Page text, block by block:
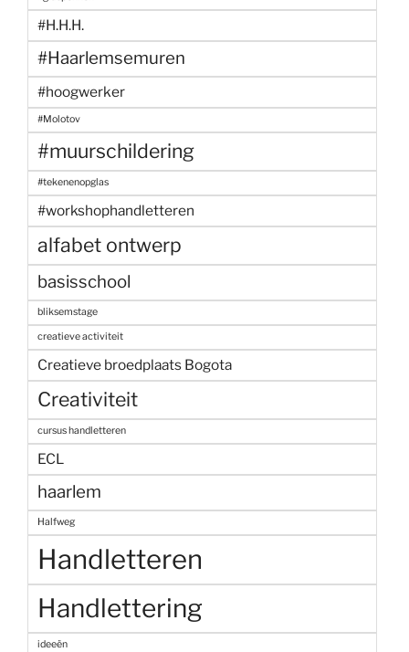
#H.H.H.
#Haarlemsemuren
#hoogwerker
#Molotov
#muurschildering
#tekenenopglas
#workshophandletteren
alfabet ontwerp
basisschool
bliksemstage
creatieve activiteit
Creatieve broedplaats Bogota
Creativiteit
cursus handletteren
ECL
haarlem
Halfweg
Handletteren
Handlettering
ideeën